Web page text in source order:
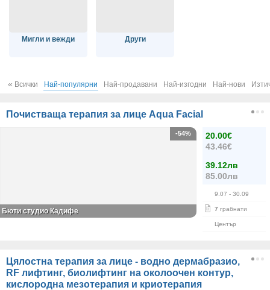
Мигли и вежди Други
« Всички Най-популярни Най-продавани Най-изгодни Най-нови
Почистваща терапия за лице Aqua Facial
20.00€
43.46€
39.12лв
85.00лв
9.07 - 30.09
7 грабнати
Център
-54%
Бюти студио Кадифе
Цялостна терапия за лице - водно дермабразио,
RF лифтинг, биолифтинг на околоочен контур,
кислородна мезотерапия и криотерапия